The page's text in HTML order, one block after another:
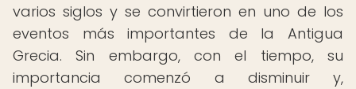
varios siglos y se convirtieron en uno de los
eventos más importantes de la Antigua
Grecia. Sin embargo, con el tiempo, su
importancia comenzó a disminuir y,